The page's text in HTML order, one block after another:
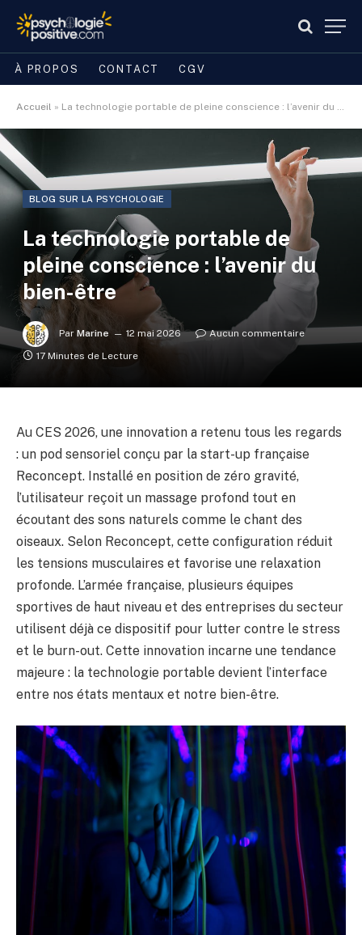
À PROPOS CONTACT CGV
Accueil » La technologie portable de pleine conscience : l’avenir du bien-être
BLOG SUR LA PSYCHOLOGIE
La technologie portable de
pleine conscience : l’avenir du
bien-être
Par Marine 12 mai 2026
Aucun commentaire
17 Minutes de Lecture
Au CES 2026, une innovation a retenu tous les regards
: un pod sensoriel conçu par la start-up française
Reconcept. Installé en position de zéro gravité,
l’utilisateur reçoit un massage profond tout en
écoutant des sons naturels comme le chant des
oiseaux. Selon Reconcept, cette configuration réduit
les tensions musculaires et favorise une relaxation
profonde. L’armée française, plusieurs équipes
sportives de haut niveau et des entreprises du secteur
utilisent déjà ce dispositif pour lutter contre le stress
et le burn-out. Cette innovation incarne une tendance
majeure : la technologie portable devient l’interface
entre nos états mentaux et notre bien-être.